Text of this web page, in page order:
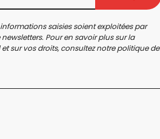
saisies soient exploitées par
Pour en savoir plus sur la
sur vos droits, consultez notrepolitique de